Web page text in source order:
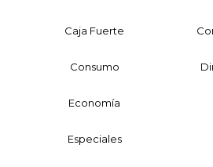
Caja Fuerte
Consumo
Economía
Especiales